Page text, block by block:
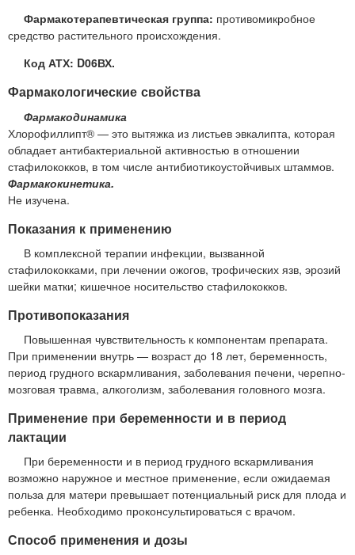
Фармакотерапевтическая группа: противомикробное
средство растительного происхождения.
Код АТХ: D06ВХ.
Фармакологические свойства
Фармакодинамика
Хлорофиллипт® — это вытяжка из листьев эвкалипта, которая
обладает антибактериальной активностью в отношении
стафилококков, в том числе антибиотикоустойчивых штаммов.
Фармакокинетика.
Не изучена.
Показания к применению
В комплексной терапии инфекции, вызванной
стафилококками, при лечении ожогов, трофических язв, эрозий
шейки матки; кишечное носительство стафилококков.
Противопоказания
Повышенная чувствительность к компонентам препарата.
При применении внутрь — возраст до 18 лет, беременность,
период грудного вскармливания, заболевания печени, черепно-
мозговая травма, алкоголизм, заболевания головного мозга.
Применение при беременности и в период
лактации
При беременности и в период грудного вскармливания
возможно наружное и местное применение, если ожидаемая
польза для матери превышает потенциальный риск для плода и
ребенка. Необходимо проконсультироваться с врачом.
Способ применения и дозы